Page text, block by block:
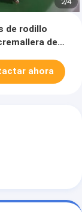
de rodillo
de
ahora